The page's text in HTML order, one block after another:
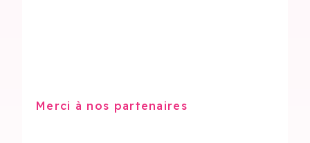
Merci à nos partenaires